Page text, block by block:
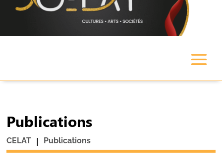
Publications
CELAT | Publications